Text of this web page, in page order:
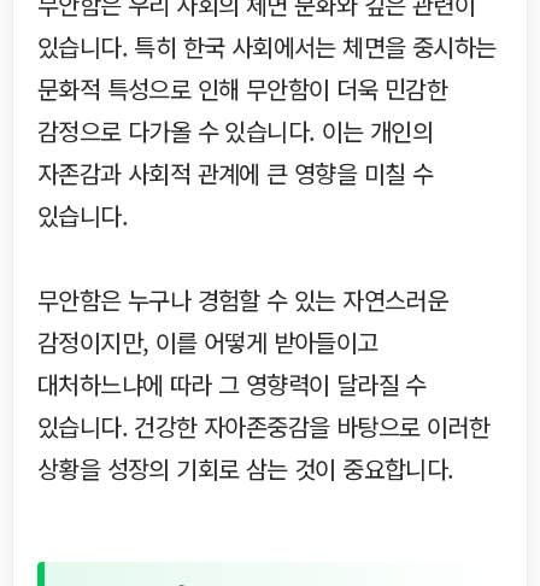
있습니다. 특히 한국 사회에서는 체면을 중시하는
문화적 특성으로 인해 무안함이 더욱 민감한
감정으로 다가올 수 있습니다. 이는 개인의
자존감과 사회적 관계에 큰 영향을 미칠 수
있습니다.
무안함은 누구나 경험할 수 있는 자연스러운
감정이지만, 이를 어떻게 받아들이고
대처하느냐에 따라 그 영향력이 달라질 수
있습니다. 건강한 자아존중감을 바탕으로 이러한
상황을 성장의 기회로 삼는 것이 중요합니다.